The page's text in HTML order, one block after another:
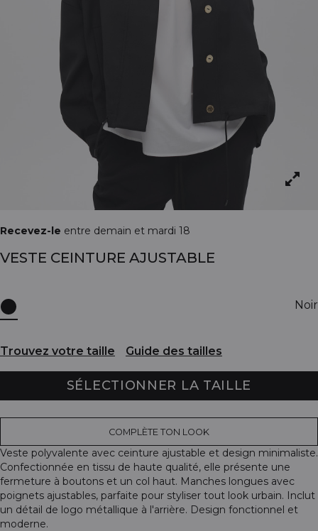
Recevez-le entre demain et mardi 18
VESTE CEINTURE AJUSTABLE
Noir
Trouvez votre taille Guide des tailles
SÉLECTIONNER LA TAILLE
COMPLÈTE TON LOOK
Veste polyvalente avec ceinture ajustable et design minimaliste.
Confectionnée en tissu de haute qualité, elle présente une
fermeture à boutons et un col haut. Manches longues avec
poignets ajustables, parfaite pour styliser tout look urbain. Inclut
un détail de logo métallique à l'arrière. Design fonctionnel et
moderne.